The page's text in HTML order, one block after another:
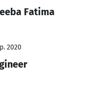
Fatima
2020